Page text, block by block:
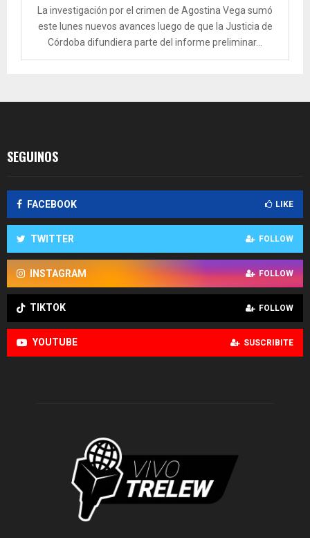
La investigación por el crimen de Agostina Vega sumó
este lunes nuevos avances luego de que la Justicia de
Córdoba difundiera parte del informe preliminar...
SEGUINOS
FACEBOOK LIKE
TWITTER FOLLOW
INSTAGRAM FOLLOW
TIKTOK FOLLOW
YOUTUBE SUSCRIBITE